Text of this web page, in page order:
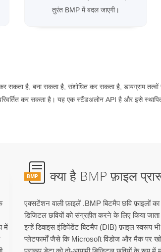
तुरंत BMP में बदल जाएगी।
है, बना सकता है, संशोधित कर सकता है, डायग्राम
कर सकता है। यह एक स्टैंडअलोन API है और इसे
में
BMP क्या है BMP फ़ाइल
एक्सटेंशन वाली फ़ाइलें .BMP बिटमैप छवि फ़ाइलों का
डिजिटल छवियों को संग्रहीत करने के लिए किया
इन्हें डिवाइस इंडिपेंडेंट बिटमैप (DIB) फ़ाइल स्वरूप
प्लेटफार्मों जैसे कि Microsoft विंडोज और मैक पर